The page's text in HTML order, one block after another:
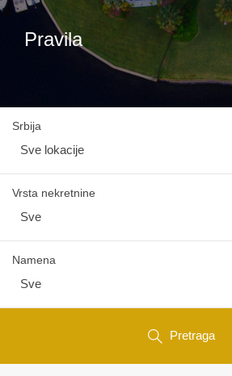
Pravila
Srbija
Sve lokacije
Vrsta nekretnine
Sve
Namena
Sve
Pretraga